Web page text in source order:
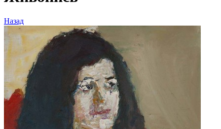
Назад